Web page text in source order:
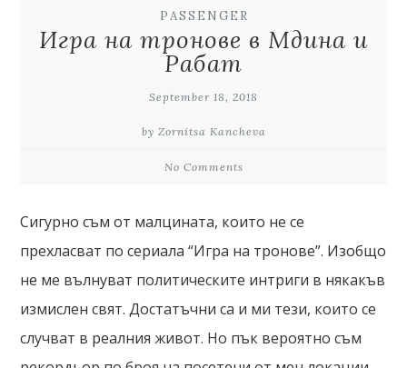
PASSENGER
Игра на тронове в Мдина и
Рабат
September 18, 2018
by Zornitsa Kancheva
No Comments
Сигурно съм от малцината, които не се
прехласват по сериала “Игра на тронове”. Изобщо
не ме вълнуват политическите интриги в някакъв
измислен свят. Достатъчни са и ми тези, които се
случват в реалния живот. Но пък вероятно съм